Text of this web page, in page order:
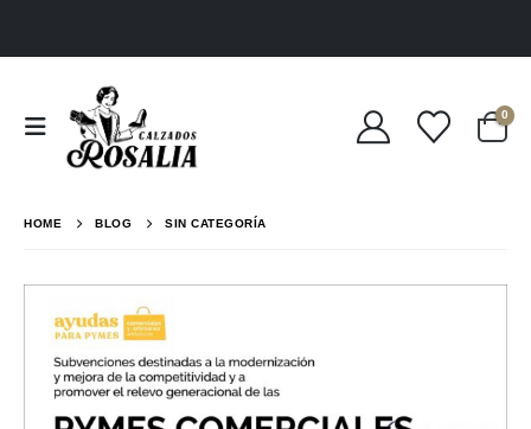
0
HOME BLOG SIN CATEGORÍA